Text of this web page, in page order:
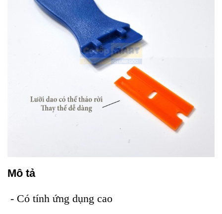
Mô tả
- Có tính ứng dụng cao